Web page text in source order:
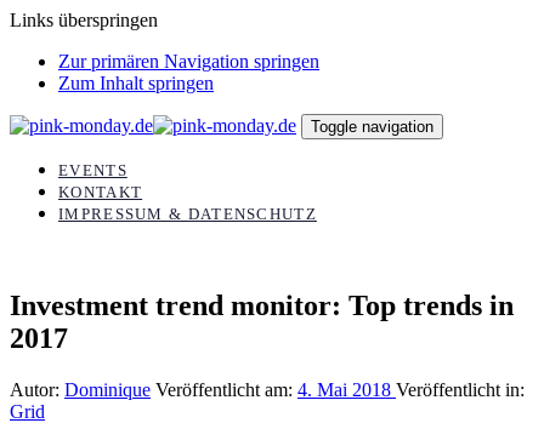
Links überspringen
Zur primären Navigation springen
Zum Inhalt springen
Toggle navigation
EVENTS
KONTAKT
IMPRESSUM & DATENSCHUTZ
Investment trend monitor: Top trends in
2017
Autor: Dominique Veröffentlicht am: 4. Mai 2018 Veröffentlicht in:
Grid